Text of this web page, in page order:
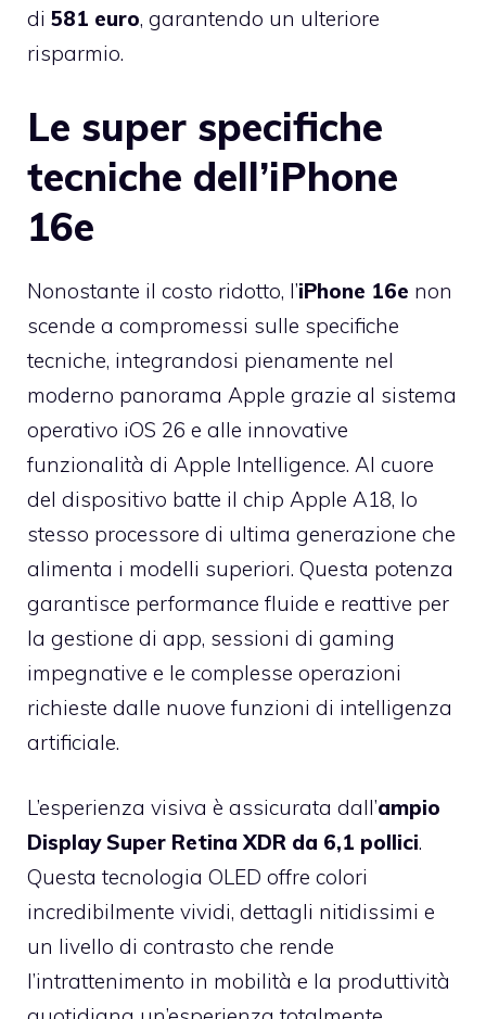
di 581 euro, garantendo un ulteriore
risparmio.
Le super specifiche
tecniche dell’iPhone
16e
Nonostante il costo ridotto, l’iPhone 16e non
scende a compromessi sulle specifiche
tecniche, integrandosi pienamente nel
moderno panorama Apple grazie al sistema
operativo iOS 26 e alle innovative
funzionalità di Apple Intelligence. Al cuore
del dispositivo batte il chip Apple A18, lo
stesso processore di ultima generazione che
alimenta i modelli superiori. Questa potenza
garantisce performance fluide e reattive per
la gestione di app, sessioni di gaming
impegnative e le complesse operazioni
richieste dalle nuove funzioni di intelligenza
artificiale.
L’esperienza visiva è assicurata dall’ampio
Display Super Retina XDR da 6,1 pollici.
Questa tecnologia OLED offre colori
incredibilmente vividi, dettagli nitidissimi e
un livello di contrasto che rende
l’intrattenimento in mobilità e la produttività